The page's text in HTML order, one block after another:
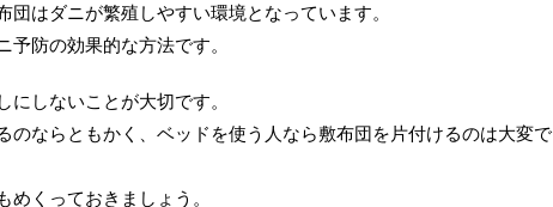
はダニが繁殖しやすい環境となっています。
防の効果的な方法です。
しないことが大切です。
のならともかく、ベッドを使う人なら敷布団を片付けるのは大変で
くっておきましょう。